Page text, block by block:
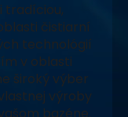
tradíciou,
čistiarní
technológií
v oblasti
široký výber
výroby